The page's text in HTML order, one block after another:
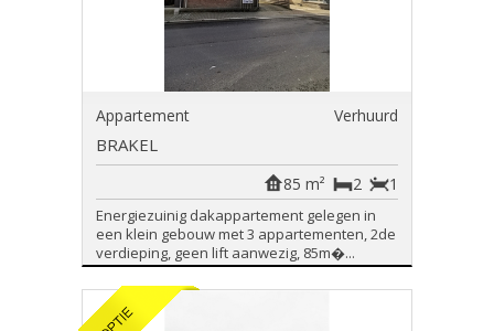
Appartement Verhuurd
BRAKEL
1
2
85 m²
Energiezuinig dakappartement gelegen in
een klein gebouw met 3 appartementen, 2de
verdieping, geen lift aanwezig, 85m�...